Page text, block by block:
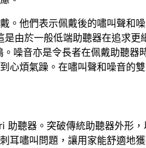
他們表示佩戴後的嘯叫聲和
由於一般低端助聽器在追求更
噪音亦是令長者在佩戴助聽器
煩氣躁。在嘯叫聲和噪音的
聽器。突破傳統助聽器外形
耳嘯叫問題，讓用家能舒適地